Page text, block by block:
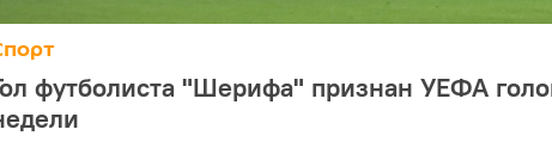
футболиста "Шерифа" признан УЕФА